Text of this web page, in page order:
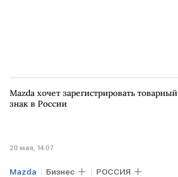
Mazda хочет зарегистрировать товарный
знак в России
20 мая, 14:07
Mazda Бизнес РОССИЯ